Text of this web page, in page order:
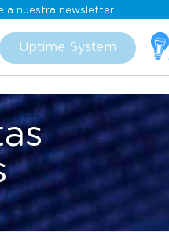
a nuestra newsletter
Uptime System